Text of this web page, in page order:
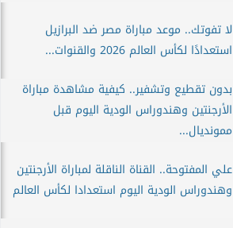
لا تفوتك.. موعد مباراة مصر ضد البرازيل
استعدادًا لكأس العالم 2026 والقنوات...
بدون تقطيع وتشفير.. كيفية مشاهدة مباراة
الأرجنتين وهندوراس الودية اليوم قبل
ممونديال...
علي المفتوحة.. القناة الناقلة لمباراة الأرجنتين
وهندوراس الودية اليوم استعدادا لكأس العالم